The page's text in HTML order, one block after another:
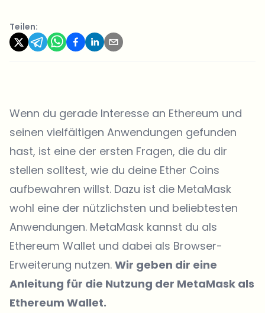
Teilen:
Wenn du gerade Interesse an Ethereum und
seinen vielfältigen Anwendungen gefunden
hast, ist eine der ersten Fragen, die du dir
stellen solltest, wie du deine Ether Coins
aufbewahren willst. Dazu ist die MetaMask
wohl eine der nützlichsten und beliebtesten
Anwendungen. MetaMask kannst du als
Ethereum Wallet und dabei als Browser-
Erweiterung nutzen. Wir geben dir eine
Anleitung für die Nutzung der MetaMask als
Ethereum Wallet.